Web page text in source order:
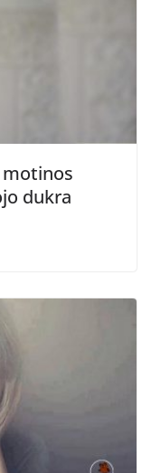
dukra